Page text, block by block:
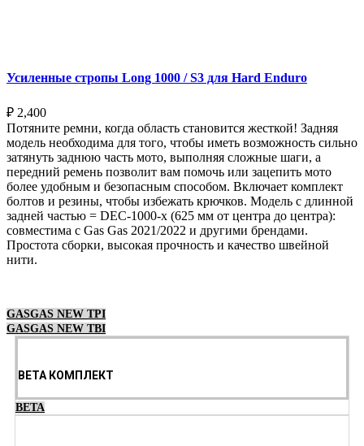
Усиленные стропы Long 1000 / S3 для Hard Enduro
₽ 2,400
Потяните ремни, когда область становится жесткой! Задняя
модель необходима для того, чтобы иметь возможность сильно
затянуть заднюю часть мото, выполняя сложные шаги, а
передний ремень позволит вам помочь или зацепить мото
более удобным и безопасным способом. Включает комплект
болтов и резины, чтобы избежать крючков. Модель с длинной
задней частью = DEC-1000-x (625 мм от центра до центра):
совместима с Gas Gas 2021/2022 и другими брендами.
Простота сборки, высокая прочность и качество швейной
нити.
GASGAS NEW TPI
GASGAS NEW TBI
BETA КОМПЛЕКТ
BETA